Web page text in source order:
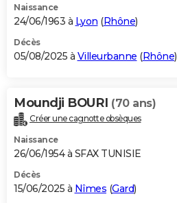
Dictionnaire
Biographies
Citations
Expressions
Proverbes
PROGRAMME TV
S'inscrire
Se connecter
Lycées
Collèges
Primaires
Universités
Entreprises
Service militaire
Avis de recherche
AVIS DE DÉCÈS
Bricolage
Lifestyle
Culture
Sport
Auto
Television
Voyage
Cinema
Naissance
24/06/1963 à Lyon (Rhône)
Décès
05/08/2025 à Villeurbanne (Rhône)
Moundji BOURI (70 ans)
Créer une cagnotte obsèques
Naissance
26/06/1954 à SFAX TUNISIE
Décès
15/06/2025 à Nîmes (Gard)